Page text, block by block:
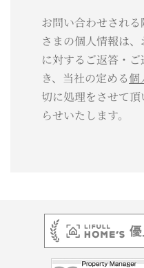
お問い合わせされ
さまの個人情報は
に対するご返答・
き、当社の定める個
切に処理をさせて
らせいたします。